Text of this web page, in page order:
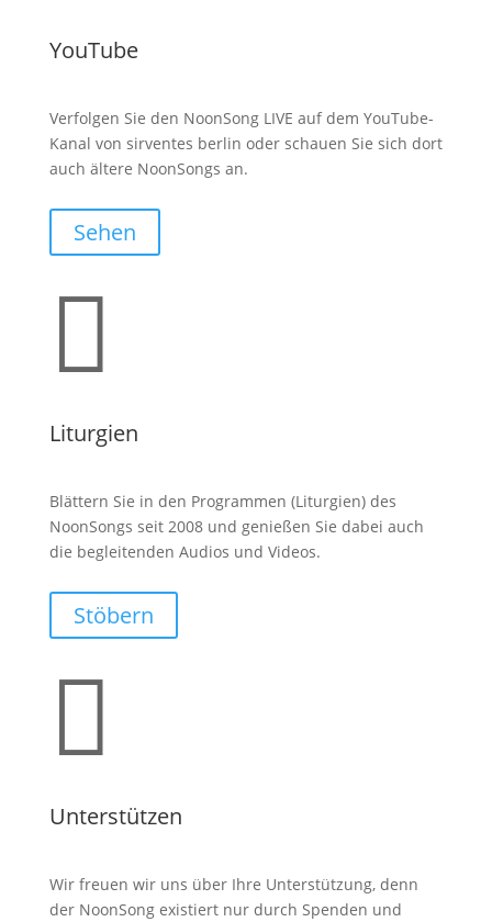
YouTube
Verfolgen Sie den NoonSong LIVE auf dem YouTube-
Kanal von sirventes berlin oder schauen Sie sich dort
auch ältere NoonSongs an.
Sehen

Liturgien
Blättern Sie in den Programmen (Liturgien) des
NoonSongs seit 2008 und genießen Sie dabei auch
die begleitenden Audios und Videos.
Stöbern

Unterstützen
Wir freuen wir uns über Ihre Unterstützung, denn
der NoonSong existiert nur durch Spenden und